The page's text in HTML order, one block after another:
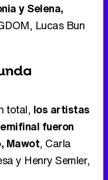
y Selena,
Lucas Bun
total, los artistas
fueron
Mawot, Carla
y Henry Semler,